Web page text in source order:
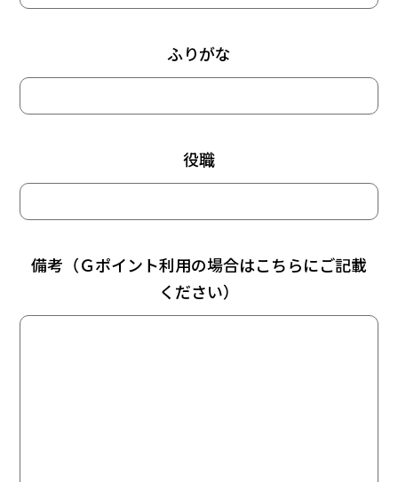
ふりがな
役職
備考（Ｇポイント利用の場合はこちらにご記載
ください）